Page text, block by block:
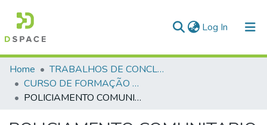
Log In (current)
Communities & Collections
All of DSpace
Home
TRABALHOS DE CONCLUSÃO DE CURSO - CFP (CURSO DE FORMAÇÃO DE PRAÇAS)
CURSO DE FORMAÇÃO DE PRAÇAS - CFP - 2018
POLICIAMENTO COMUNITARIO DO ESTADO DE GOIAS - GOIANIA ARTIGO INFORMATIVO SOBRE A MODALIDADE DE POLICIAMENTO COMUNITARIO COMO ESTRÁTEGIA PRESENTE NO TRABALHO POLICIAL MILITAR DO 9º BATALHAO DE GOIANIA